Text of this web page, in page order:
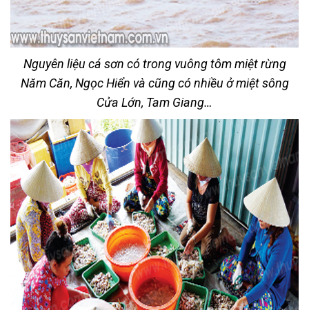
Nguyên liệu cá sơn có trong vuông tôm miệt rừng
Năm Căn, Ngọc Hiển và cũng có nhiều ở miệt sông
Cửa Lớn, Tam Giang…